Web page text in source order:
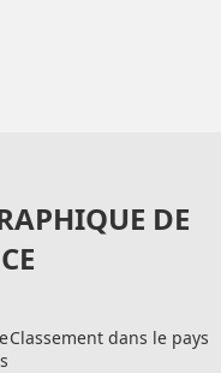
DE
Classement dans le pays